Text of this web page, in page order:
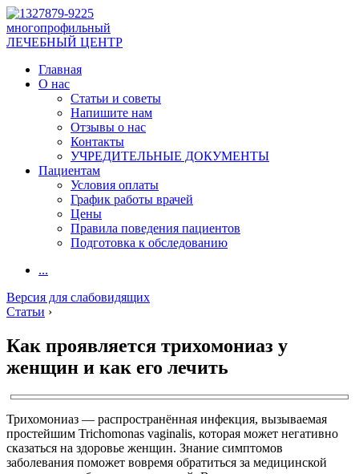
многопрофильный
ЛЕЧЕБНЫЙ ЦЕНТР
Главная
О нас
Статьи и советы
Напишите нам
Отзывы о нас
Контакты
УЧРЕДИТЕЛЬНЫЕ ДОКУМЕНТЫ
Пациентам
Условия оплаты
График работы врачей
Цены
Правила поведения пациентов
Подготовка к обследованию
...
Версия для слабовидящих
Статьи ›
Как проявляется трихомониаз у
женщин и как его лечить
Трихомониаз — распространённая инфекция, вызываемая
простейшим Trichomonas vaginalis, которая может негативно
сказаться на здоровье женщин. Знание симптомов
заболевания поможет вовремя обратиться за медицинской